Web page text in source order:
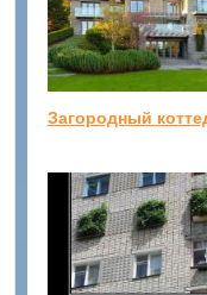
Загородный